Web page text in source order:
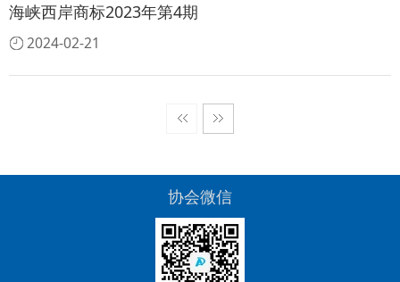
海峡西岸商标2023年第4期
2024-02-21
协会微信